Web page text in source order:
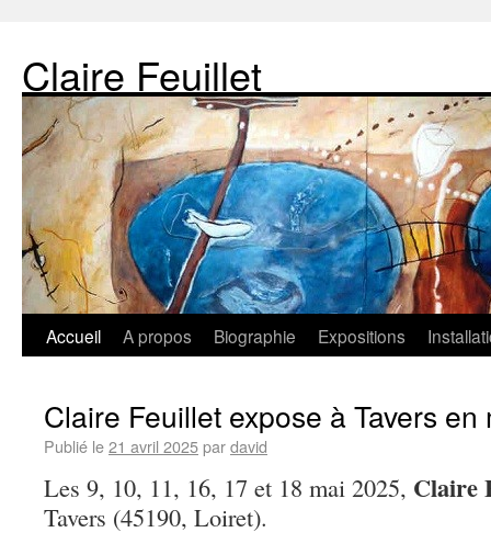
Claire Feuillet
Accueil A propos Biographie Expositions
Claire Feuillet expose à Tavers en
Publié le21 avril 2025pardavid
Les 9, 10, 11, 16, 17 et 18 mai 2025, Claire
Tavers (45190, Loiret).